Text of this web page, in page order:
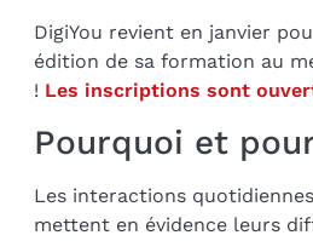
DigiYou revient en janvier
édition de sa formation au
! Les inscriptions sont
Pourquoi et
Les interactions
mettent en évidence leurs